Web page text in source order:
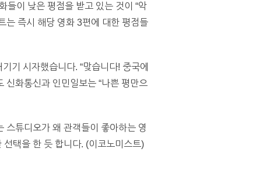
들이 낮은 평점을 받고 있는 것이 “악
는 즉시 해당 영화 3편에 대한 평점들
기 시자했습니다. “맞습니다! 중국에
신화통신과 인민일보는 “나쁜 평만으
스튜디오가 왜 관객들이 좋아하는 영
택을 한 듯 합니다. (이코노미스트)